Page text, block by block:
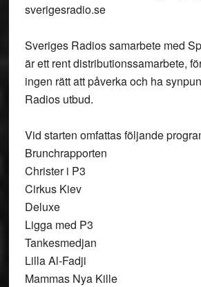
sverigesradio.se
Sveriges Radios samarbete med
är ett rent distributionssamarbete,
ingen rätt att påverka och ha
Radios utbud.
Vid starten omfattas följande
Brunchrapporten
Christer i P3
Cirkus Kiev
Deluxe
Ligga med P3
Tankesmedjan
Lilla Al-Fadji
Mammas Nya Kille